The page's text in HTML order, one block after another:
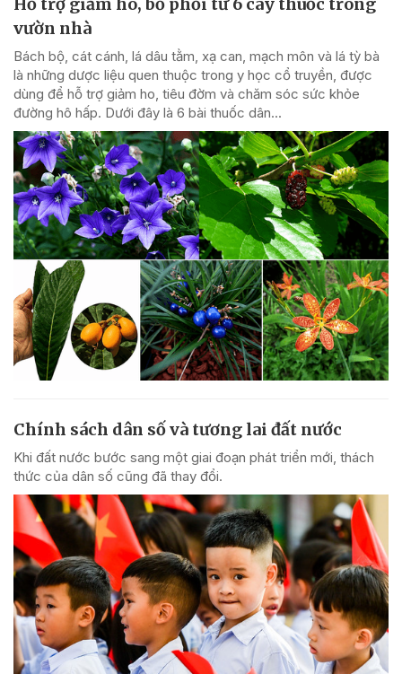
vườn nhà
Bách bộ, cát cánh, lá dâu tằm, xạ can, mạch môn và lá tỳ bà
là những dược liệu quen thuộc trong y học cổ truyền, được
dùng để hỗ trợ giảm ho, tiêu đờm và chăm sóc sức khỏe
đường hô hấp. Dưới đây là 6 bài thuốc dân...
Chính sách dân số và tương lai đất nước
Khi đất nước bước sang một giai đoạn phát triển mới, thách
thức của dân số cũng đã thay đổi.